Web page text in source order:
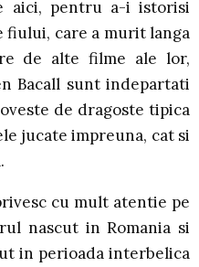
aici, pentru a-i istorisi
care a murit langa
de alte filme ale lor,
Bacall sunt indepartati
de dragoste tipica
jucate impreuna, cat si
cu mult atentie pe
nascut in Romania si
in perioada interbelica